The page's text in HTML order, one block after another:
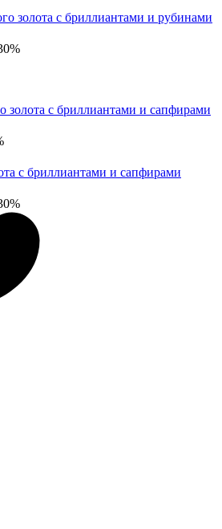
золота с бриллиантами и сапфирами
золота с бриллиантами и рубинами
с бриллиантами и сапфирами